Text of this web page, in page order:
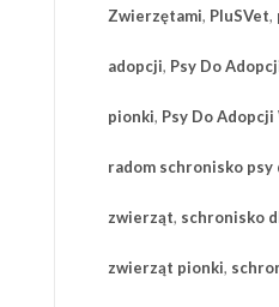
Zwierzętami, PluSVet,
adopcji, Psy Do
pionki, Psy Do Adopcji
radom schronisko psy
zwierząt, schronisko
zwierząt pionki,